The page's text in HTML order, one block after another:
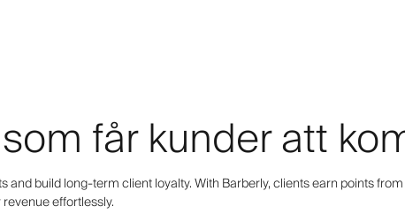
får kunder att
build long-term client loyalty. With Barberly, clients earn points
effortlessly.